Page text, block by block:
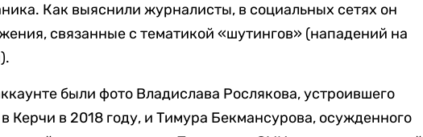
Как выяснили журналисты, в социальных сетях он
связанные с тематикой «шутингов» (нападений на
были фото Владислава Рослякова, устроившего
Керчи в 2018 году, и Тимура Бекмансурова, осужденного